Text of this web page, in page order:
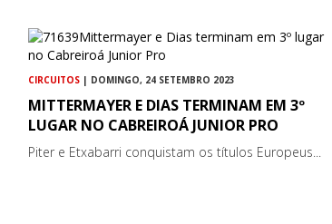
CIRCUITOS | DOMINGO, 24 SETEMBRO 2023
MITTERMAYER E DIAS TERMINAM EM 3º
LUGAR NO CABREIROÁ JUNIOR PRO
Piter e Etxabarri conquistam os títulos Europeus...